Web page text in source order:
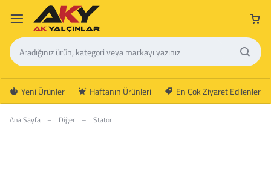
Yeni Ürünler Haftanın Ürünleri En Çok Ziyaret Edilenler
Ana Sayfa – Diğer – Stator